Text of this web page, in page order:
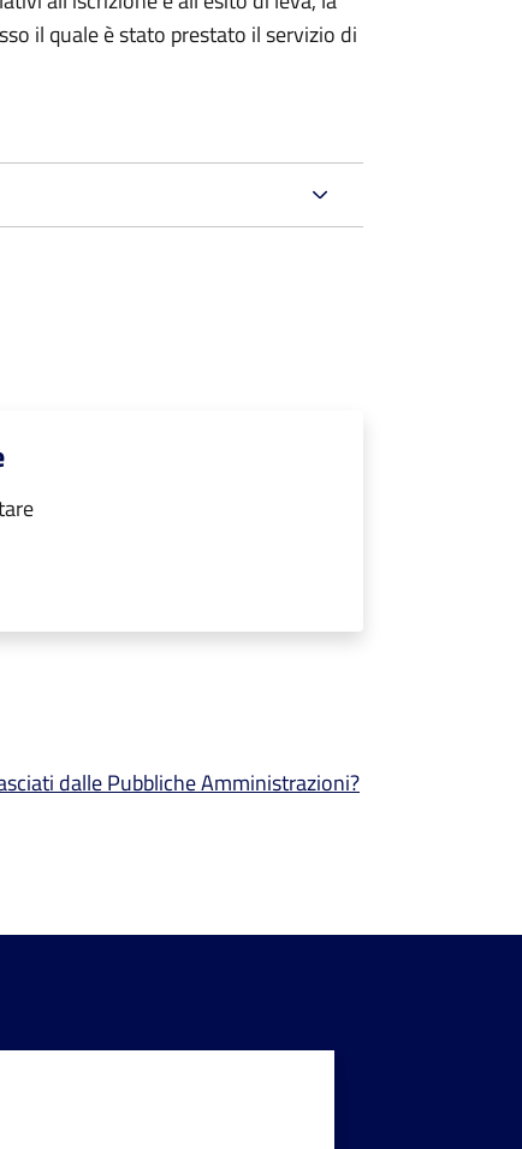
il quale è stato prestato il servizio di
dalle Pubbliche Amministrazioni?